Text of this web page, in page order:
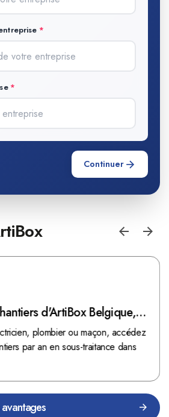
Continuer
d'ArtiBox Belgique,
!
plombier ou maçon, accédez
par an en sous-traitance dans